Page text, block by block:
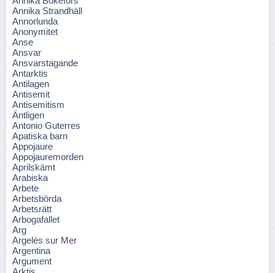
Annika Strandhäll
Annorlunda
Anonymitet
Anse
Ansvar
Ansvarstagande
Antarktis
Antilagen
Antisemit
Antisemitism
Äntligen
Antonio Guterres
Apatiska barn
Appojaure
Appojauremorden
Aprilskämt
Arabiska
Arbete
Arbetsbörda
Arbetsrätt
Arbogafallet
Arg
Argelès sur Mer
Argentina
Argument